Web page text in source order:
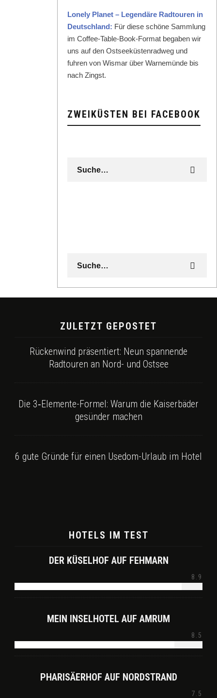
Lone­ly Plan­et – Leg­endäre Rad­touren in
Deutsch­land: Für diese schöne Samm­lung
im Cof­fee-Table-Book-For­mat begaben wir
uns auf den Ost­seeküsten­rad­weg und
fuhren von Wis­mar über Warnemünde bis
nach Zingst.
ZWEIKÜSTEN BEI FACEBOOK
ZULETZT GEPOSTET
Rückenwind präsentiert: Neun spannende
Radtouren an Nord- und Ostsee
Die 3‑Elemente-Formel: Warum die Kaiserbäder
gesünder machen
6 gute Gründe für einen Usedom-Urlaub im Hotel
HOTELS IM TEST
DER KÜSELHOF AUF FEHMARN
8.9
MEIN INSELHOTEL AUF AMRUM
8.5
PHARISÄERHOF AUF NORDSTRAND
7.5